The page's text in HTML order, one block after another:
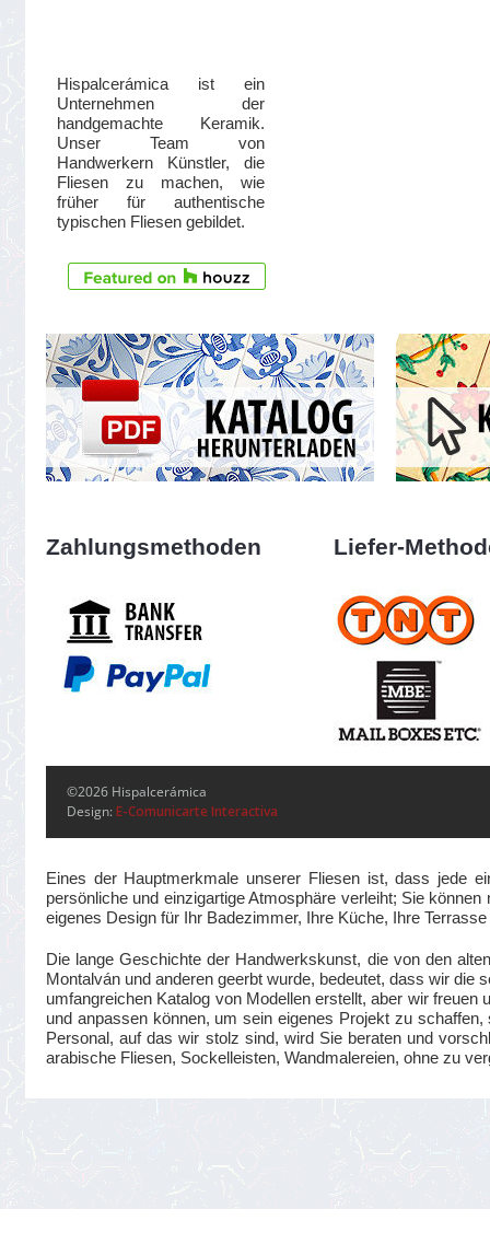
Hispalcerámica ist ein
Unternehmen der
handgemachte Keramik.
Unser Team von
Handwerkern Künstler, die
Fliesen zu machen, wie
früher für authentische
typischen Fliesen gebildet.
Zahlungsmethoden Liefer-
©2026 Hispalcerámica
Design: E-Comunicarte Interactiva
Eines der Hauptmerkmale unserer Fliesen ist, dass jede
persönliche und einzigartige Atmosphäre verleiht; Sie
eigenes Design für Ihr Badezimmer, Ihre Küche, Ihre
Die lange Geschichte der Handwerkskunst, die von den
Montalván und anderen geerbt wurde, bedeutet, dass wir die
umfangreichen Katalog von Modellen erstellt, aber wir
und anpassen können, um sein eigenes Projekt zu
Personal, auf das wir stolz sind, wird Sie beraten und
arabische Fliesen, Sockelleisten, Wandmalereien, ohne zu